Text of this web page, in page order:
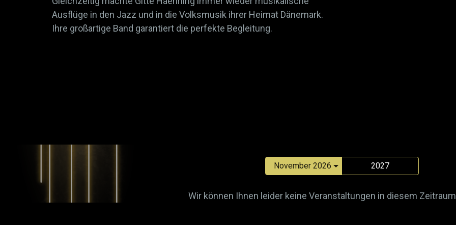
Ausflüge in den Jazz und in die Volksmusik ihrer Heimat Dänemark.
Ihre großartige Band garantiert die perfekte Begleitung.
2027
Wir können Ihnen leider keine Veranstaltungen in diesem